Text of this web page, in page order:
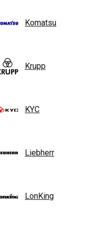
Komatsu
Krupp
KYC
Liebherr
LonKing